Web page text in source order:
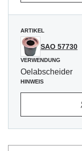
ARTIKEL
SAO 57730
VERWENDUNG
Oelabscheider
HINWEIS